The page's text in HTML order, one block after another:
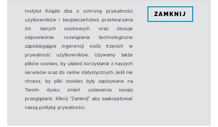
Instytut Książki dba o ochronę prywatności
użytkowników i bezpieczeństwo przetwarzania
ich danych osobowych oraz stosuje
odpowiednie rozwiązania technologiczne
zapobiegające ingerencji osób trzecich w
prywatność użytkowników. Używamy także
plików cookies, by ułatwić korzystanie z naszych
serwisów oraz do celów statystycznych.Jeśli nie
chcesz, by pliki cookies były zapisywane na
Twoim dysku zmień ustawienia swojej
przeglądarki. Kliknij "Zamknij" aby zaakceptować
naszą politykę prywatności.
ZAMKNIJ